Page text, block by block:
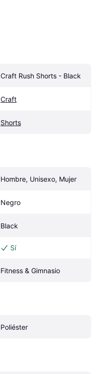
Craft Rush Shorts - Black
Craft
Shorts
Hombre, Unisexo, Mujer
Negro
Black
Sí
Fitness & Gimnasio
Poliéster